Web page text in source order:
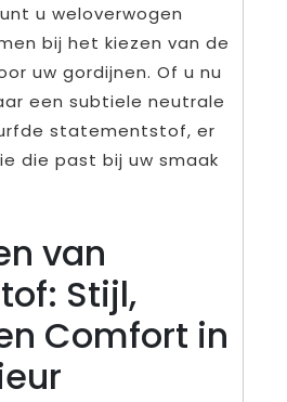
u weloverwogen
bij het kiezen van de
uw gordijnen. Of u nu
een subtiele neutrale
statementstof, er
die past bij uw smaak
van
Stijl,
Comfort in